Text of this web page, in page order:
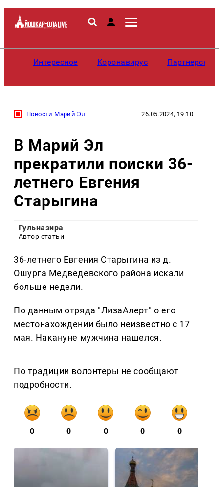
Интересное Коронавирус
Новости Марий Эл 26.05.2024, 19:10
В Марий Эл
прекратили поиски 36-
летнего Евгения
Старыгина
Гульназира
Автор статьи
36-летнего Евгения Старыгина из д.
Ошурга Медведевского района искали
больше недели.
По данным отряда "ЛизаАлерт" о его
местонахождении было неизвестно с 17
мая. Накануне мужчина нашелся.
По традиции волонтеры не сообщают
подробности.
0 0 0 0 0